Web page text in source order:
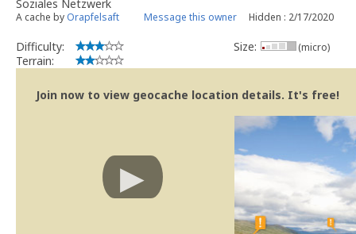
Soziales Netzwerk
A cache by Orapfelsaft Message this owner Hidden : 2/17/2020
Difficulty:
Terrain:
Size: (micro)
Join now to view geocache location details. It's free!